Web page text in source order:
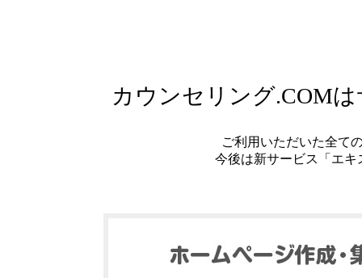
カウンセリング.COM
ご利用いただいた全て
今後は新サービス「エ